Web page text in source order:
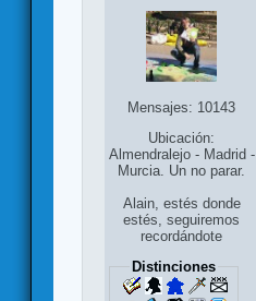
Mensajes: 10143
Ubicación:
Almendralejo - Madrid -
Murcia. Un no parar.
Alain, estés donde
estés, seguiremos
recordándote
Distinciones